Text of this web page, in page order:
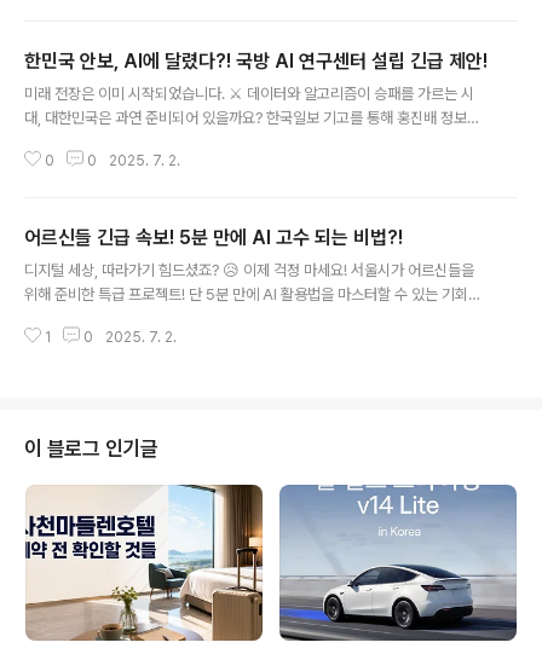
이죠. 즉, AI는 단순한 도구가 아닌, 스스로 진화하는 '에이전트'로서의 가능성을
지니고 있습니다.2. AI 통제, 정말 가능할까? 🤔AI 기업이나 연구원들이 AI를
통제하려는 시도, 즉 '정렬'의 개념에 대해서도 하라리는 회의..
한민국 안보, AI에 달렸다?! 국방 AI 연구센터 설립 긴급 제안!
미래 전장은 이미 시작되었습니다. ⚔️ 데이터와 알고리즘이 승패를 가르는 시
대, 대한민국은 과연 준비되어 있을까요? 한국일보 기고를 통해 홍진배 정보통
지금 바로 확인하세요!🤖 AI 국방, 왜 지금 주목해야 할까?급변하는 안보 환경
코드가 무기보다 빠른 디지털 전장에서 AI 기술은 국가 안보의 핵심 경쟁력이
됩니다.미국의 '프로젝트 메이븐': AI 기반 전장 분석 능력 강화중국의 '주톈': AI
드론 실전 배치 및 딥시크 활용🛡️ '국방 AI연구센터' 설립, 해법이 될..
0 0 2025. 7. 2.
어르신들 긴급 속보! 5분 만에 AI 고수 되는 비법?!
디지털 세상, 따라가기 힘드셨죠? 😥 이제 걱정 마세요! 서울시가 어르신들을
위해 준비한 특급 프로젝트! 단 5분 만에 AI 활용법을 마스터할 수 있는 기회가
는 AI? '어디나 5분 클래스-AI편' 전격 공개! 🎬서울시가 시니어층을 위해 야심
앱 사용법 등 유용한 정보들을 쏙쏙 담았습니다. 5분 내외의 짧은 영상으로 제
작되어 반복 학습도 용이하고, 별도 회원가입 없이 누구나 쉽게 ..
1 0 2025. 7. 2.
이 블로그 인기글